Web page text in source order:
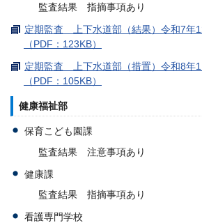
監査結果 指摘事項あり
定期監査 上下水道部（結果）令和7年
（PDF：123KB）
定期監査 上下水道部（措置）令和8年
（PDF：105KB）
健康福祉部
保育こども園課
監査結果 注意事項あり
健康課
監査結果 指摘事項あり
看護専門学校